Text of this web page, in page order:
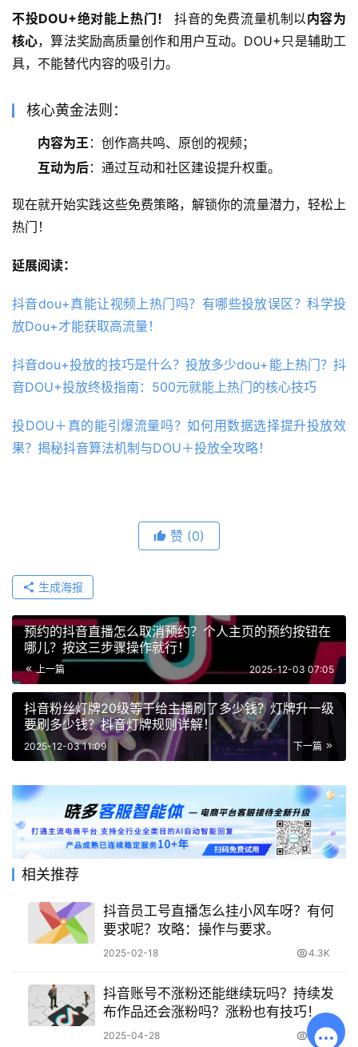
不投DOU+绝对能上热门！ ​ 抖音的免费流量机制以内容为
核心，算法奖励高质量创作和用户互动。DOU+只是辅助工
具，不能替代内容的吸引力。
核心黄金法则：
内容为王 ：创作高共鸣、原创的视频；
互动为后：通过互动和社区建设提升权重。
现在就开始实践这些免费策略，解锁你的流量潜力，轻松上
热门！
延展阅读：
抖音dou+真能让视频上热门吗？有哪些投放误区？科学投
放Dou+才能获取高流量！
抖音dou+投放的技巧是什么？投放多少dou+能上热门？抖
音DOU+投放终极指南：500元就能上热门的核心技巧
投DOU＋真的能引爆流量吗？如何用数据选择提升投放效
果？揭秘抖音算法机制与DOU＋投放全攻略！
赞 (0)
生成海报
预约的抖音直播怎么取消预约？个人主页的预约按钮在
哪儿？按这三步骤操作就行！
上一篇 2025-12-03 07:05
抖音粉丝灯牌20级等于给主播刷了多少钱？灯牌升一级
要刷多少钱？抖音灯牌规则详解！
下一篇
2025-12-03 11:09
相关推荐
抖音员工号直播怎么挂小风车呀？有何
要求呢？攻略：操作与要求。
2025-02-18 4.3K
抖音账号不涨粉还能继续玩吗？持续发
布作品还会涨粉吗？涨粉也有技巧！
2025-04-28 4.4K